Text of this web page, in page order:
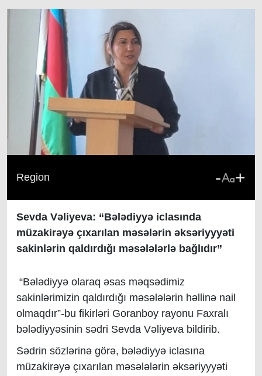
Region - +
Sevda Vəliyeva: “Bələdiyyə iclasında
müzakirəyə çıxarılan məsələrin əksəriyyyəti
sakinlərin qaldırdığı məsələlərlə bağlıdır”
“Bələdiyyə olaraq əsas məqsədimiz
sakinlərimizin qaldırdığı məsələlərin həllinə nail
olmaqdır”-bu fikirləri Goranboy rayonu Faxralı
bələdiyyəsinin sədri Sevda Vəliyeva bildirib.
Sədrin sözlərinə görə, bələdiyyə iclasına
müzakirəyə çıxarılan məsələlərin əksəriyyyəti